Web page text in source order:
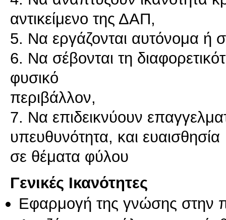
αντικείμενο της ΔΑΠ,
5. Να εργάζονται αυτόνομα ή
6. Να σέβονται τη
φυσικό
περιβάλλον,
7. Να επιδεικνύουν
υπευθυνότητα, και ευαισθησία
σε θέματα φύλου
Γενικές Ικανότητες
Εφαρμογή της γνώσης στην